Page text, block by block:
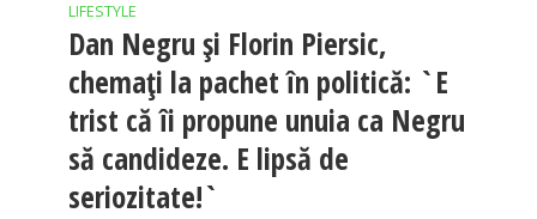
LIFESTYLE
Dan Negru și Florin Piersic,
chemați la pachet în politică: `E
trist că îi propune unuia ca Negru
să candideze. E lipsă de
seriozitate!`